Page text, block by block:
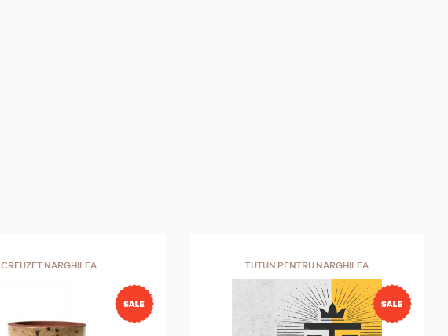
CREUZET NARGHILEA TUTUN PENTRU NARGHILEA